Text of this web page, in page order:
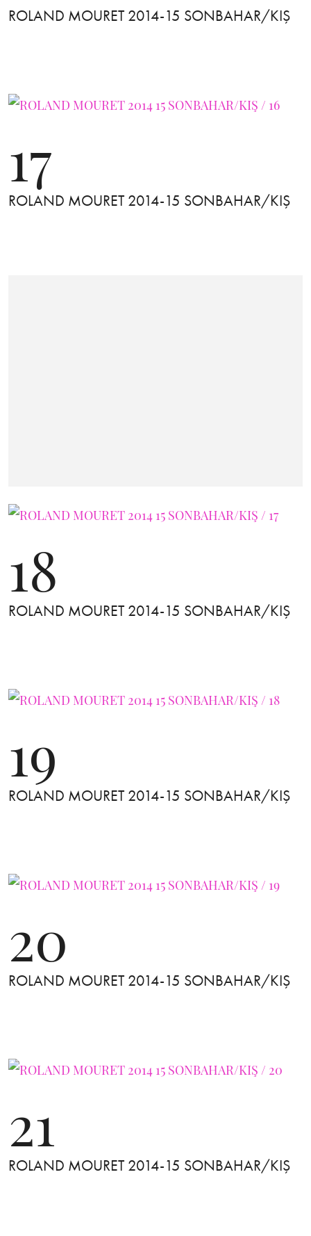
ROLAND MOURET 2014-15 SONBAHAR/KIŞ
17
ROLAND MOURET 2014-15 SONBAHAR/KIŞ
18
ROLAND MOURET 2014-15 SONBAHAR/KIŞ
19
ROLAND MOURET 2014-15 SONBAHAR/KIŞ
20
ROLAND MOURET 2014-15 SONBAHAR/KIŞ
21
ROLAND MOURET 2014-15 SONBAHAR/KIŞ